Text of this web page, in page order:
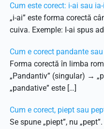
Cum este corect: i-ai sau
„i-ai” este forma corectă
cuiva. Exemple: I-ai spus
Cum e corect pandante
Forma corectă în limba
„Pandantiv” (singular) →
„pandative” este […]
Cum e corect, piept sau
Se spune „piept”, nu